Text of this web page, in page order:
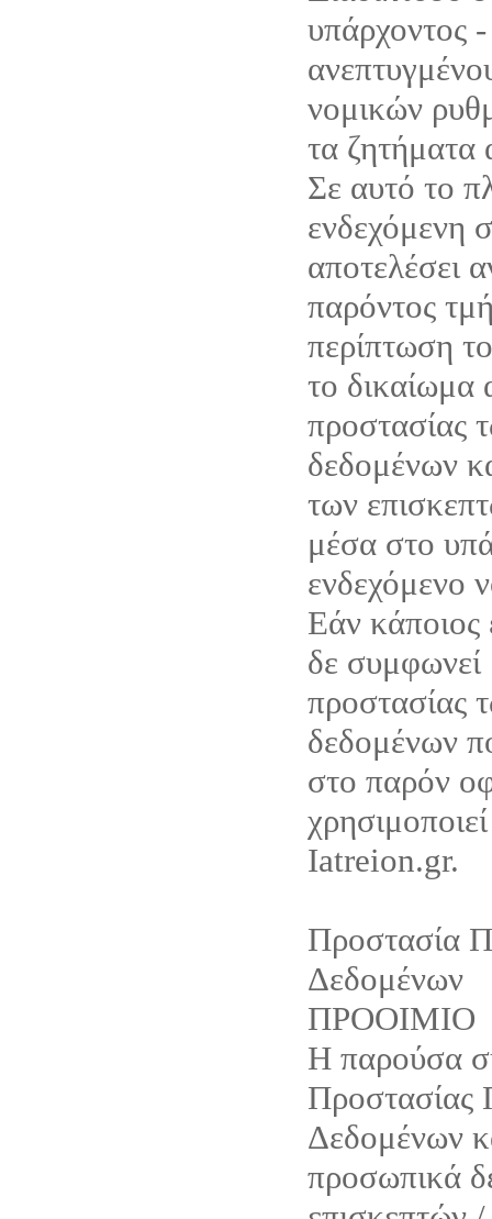
υπάρχοντος
νομικών
τα ζητήματα
Σε αυτό το
ενδεχόμενη
αποτελέσει
παρόντος
περίπτωση
το δικαίωμα
προστασίας
δεδομένων
των
μέσα στο
ενδεχόμενο
Εάν κάποιος
δε συμφωνεί
προστασίας
δεδομένων
στο παρόν
Iatreion.gr.
Προστασία
Δεδομένων
ΠΡΟΟΙΜΙΟ
Η παρούσα
Προστασίας
Δεδομένων
προσωπικά